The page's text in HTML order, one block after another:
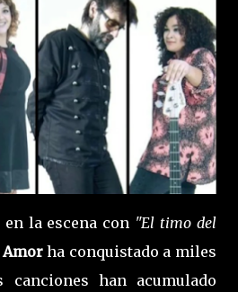
la escena con "El timo del
Amorha conquistado a miles
canciones han acumulado